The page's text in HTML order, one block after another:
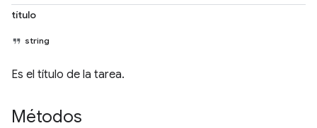
título
string
Es el título de la tarea.
Métodos